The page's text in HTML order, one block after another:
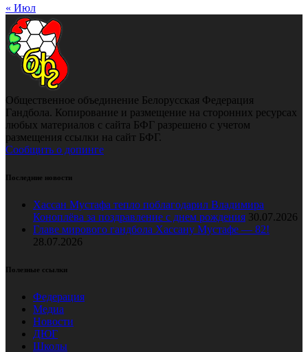
« Июл
Общественное объединение Белорусская Федерация
Гандбола. Копирование и размещение на сторонних ресурсах
любых материалов с сайта БФГ разрешено с учетом
размещения ссылки на сайт БФГ.
Сообщить о допинге
Последние новости
Хассан Мустафа тепло поблагодарил Владимира
Коноплёва за поздравление с днем рождения 30.07.2026
Главе мирового гандбола Хассану Мустафе — 82!
28.07.2026
Полезные ссылки
Федерация
Медиа
Новости
ДЮГ
Школы